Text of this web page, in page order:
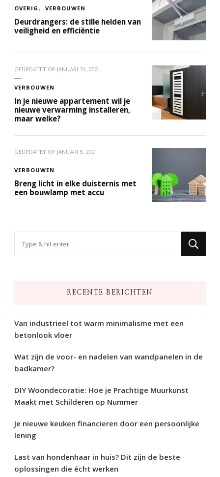
OVERIG VERBOUWEN
Deurdrangers: de stille helden van
veiligheid en efficiëntie
GEÜPDATET OP JANUARI 31, 2021
VERBOUWEN
In je nieuwe appartement wil je
nieuwe verwarming installeren,
maar welke?
GEÜPDATET OP JANUARI 5, 2021
VERBOUWEN
Breng licht in elke duisternis met
een bouwlamp met accu
RECENTE BERICHTEN
Van industrieel tot warm minimalisme met een
betonlook vloer
Wat zijn de voor- en nadelen van wandpanelen in de
badkamer?
DIY Woondecoratie: Hoe je Prachtige Muurkunst
Maakt met Schilderen op Nummer
Je nieuwe keuken financieren door een persoonlijke
lening
Last van hondenhaar in huis? Dit zijn de beste
oplossingen die écht werken